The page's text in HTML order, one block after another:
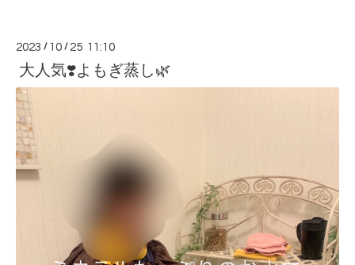
2023 / 10 / 25 11:10
大人気❣️よもぎ蒸し🌿